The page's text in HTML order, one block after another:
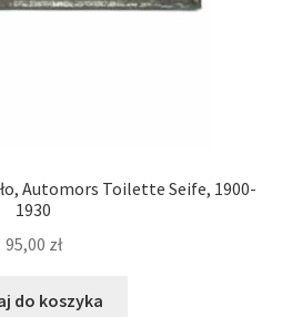
Automors Toilette Seife, 1900-
1930
95,00 zł
do koszyka